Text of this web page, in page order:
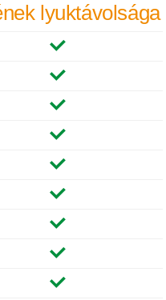
lyuktávolsága